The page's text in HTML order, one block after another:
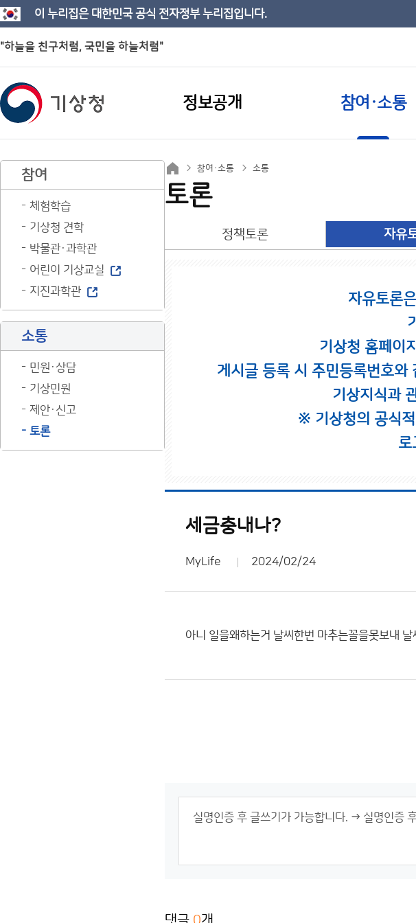
이 누리집은 대한민국 공식 전자정부 누리집입니다.
"하늘을 친구처럼, 국민을 하늘처럼"
정보공개 참여·소통
참여
체험학습
기상청 견학
박물관·과학관
어린이 기상교실
지진과학관
소통
민원·상담
기상민원
제안·신고
토론
참여·소통 소통
토론
정책토론 자유
자유토론
기상청 홈페이
게시글 등록 시 주민등록번호와
기상지식과
※ 기상청의 공식
로
세금충내나?
MyLife 2024/02/24
아니 일을왜하는거 날씨한번 마추는꼴을못보내